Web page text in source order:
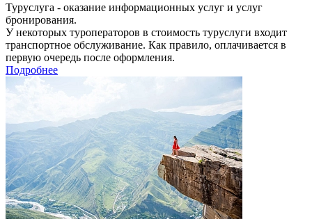
Туруслуга - оказание информационных услуг и услуг
бронирования.
У некоторых туроператоров в стоимость туруслуги входит
транспортное обслуживание. Как правило, оплачивается в
первую очередь после оформления.
Подробнее